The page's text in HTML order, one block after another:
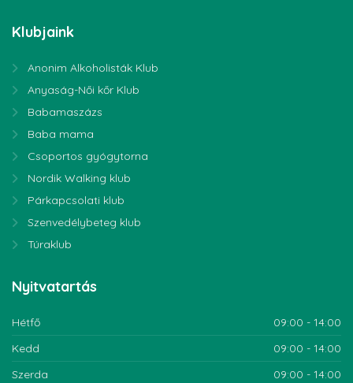
Klubjaink
Anonim Alkoholisták Klub
Anyaság-Női kőr Klub
Babamaszázs
Baba mama
Csoportos gyógytorna
Nordik Walking klub
Párkapcsolati klub
Szenvedélybeteg klub
Túraklub
Nyitvatartás
Hétfő
09:00 - 14:00
Kedd
09:00 - 14:00
Szerda
09:00 - 14:00